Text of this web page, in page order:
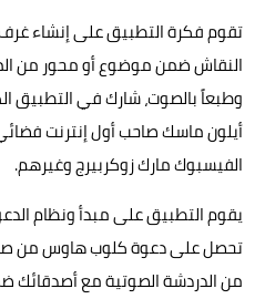
تقوم فكرة التطبيق على إنشاء
النقاش ضمن موضوع أو محور من
وطبعاً بالصوت، شارك في التطبيق
أيلون ماسك صاحب أول إنترنت
الفيسبوك مارك زوكربيرج وغيرهم.
يقوم التطبيق على مبدأ ونظام
تحصل على دعوة كلوب هاوس من
من الدردشة الصوتية مع أصدقائك